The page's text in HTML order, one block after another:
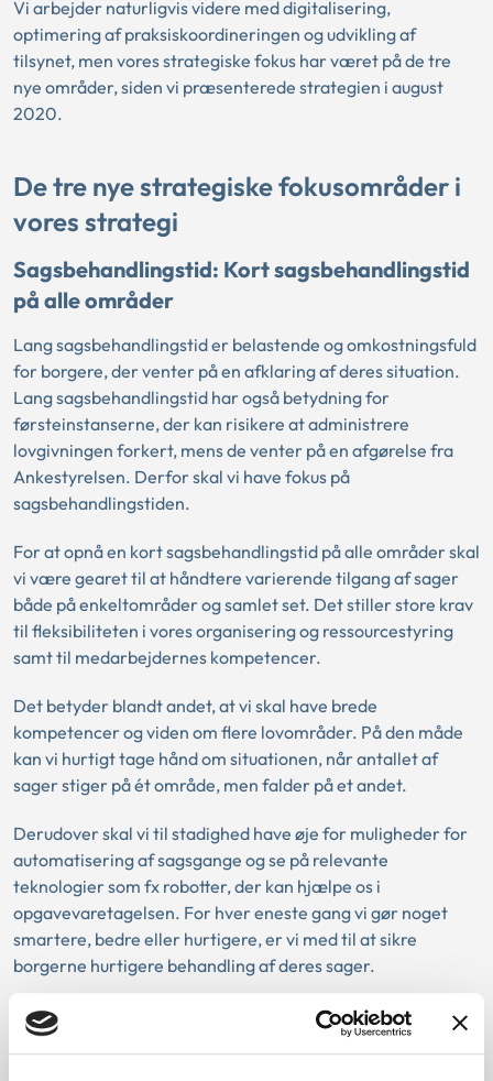
Vi arbejder naturligvis videre med digitalisering,
optimering af praksiskoordineringen og udvikling af
tilsynet, men vores strategiske fokus har været på de tre
nye områder, siden vi præsenterede strategien i august
2020.
De tre nye strategiske fokusområder i
vores strategi
Sagsbehandlingstid: Kort sagsbehandlingstid
på alle områder
Lang sagsbehandlingstid er belastende og omkostningsfuld
for borgere, der venter på en afklaring af deres situation.
Lang sagsbehandlingstid har også betydning for
førsteinstanserne, der kan risikere at administrere
lovgivningen forkert, mens de venter på en afgørelse fra
Ankestyrelsen. Derfor skal vi have fokus på
sagsbehandlingstiden.
For at opnå en kort sagsbehandlingstid på alle områder skal
vi være gearet til at håndtere varierende tilgang af sager
både på enkeltområder og samlet set. Det stiller store krav
til fleksibiliteten i vores organisering og ressourcestyring
samt til medarbejdernes kompetencer.
Det betyder blandt andet, at vi skal have brede
kompetencer og viden om flere lovområder. På den måde
kan vi hurtigt tage hånd om situationen, når antallet af
sager stiger på ét område, men falder på et andet.
Derudover skal vi til stadighed have øje for muligheder for
automatisering af sagsgange og se på relevante
teknologier som fx robotter, der kan hjælpe os i
opgavevaretagelsen. For hver eneste gang vi gør noget
smartere, bedre eller hurtigere, er vi med til at sikre
borgerne hurtigere behandling af deres sager.
Kvalitet: Helhedsorientering og fastholdelse
af høj og ensartet kvalitet